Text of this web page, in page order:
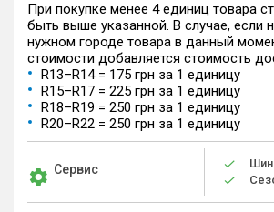
При покупке менее 4 единиц товара
быть выше указанной. В случае, если
нужном городе товара в данный
стоимости добавляется стоимость
R13–R14 = 175 грн за 1 единицу
R15–R17 = 225 грн за 1 единицу
R18–R19 = 250 грн за 1 единицу
R20–R22 = 250 грн за 1 единицу
Сервис